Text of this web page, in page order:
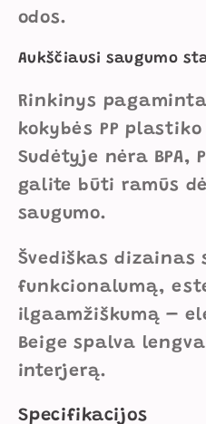
odos.
Aukščiausi saugumo
Rinkinys
kokybės PP plastiko
Sudėtyje nėra BPA,
galite būti ramūs
saugumo.
Švediškas dizainas
funkcionalumą,
ilgaamžiškumą –
Beige spalva
interjerą.
Specifikacijos